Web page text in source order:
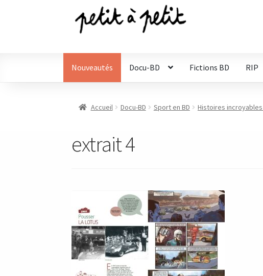
Aller
navigation
Aller
Nouveautés Docu-BD Fictions BD RIP
Accueil Docu-BD Sport en BD Histoires incroyables
extrait 4